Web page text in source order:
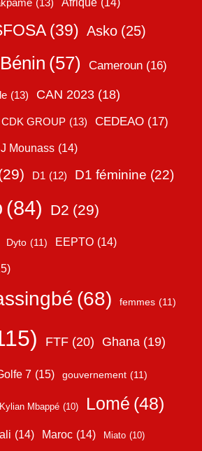
(13) Afrique (14)
(39) Asko (25)
Bénin (57) Cameroun (16)
(13) CAN 2023 (18)
CDK GROUP (13) CEDEAO (17)
Mounass (14)
D1 (12) D1 féminine (22)
(84) D2 (29)
Dyto (11) EEPTO (14)
(68) femmes (11)
FTF (20) Ghana (19)
7 (15) gouvernement (11)
Kylian Mbappé (10) Lomé (48)
(14) Maroc (14) Miato (10)